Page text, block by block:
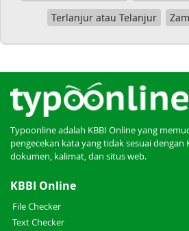
Terlanjur atau Telanjur
Typoonline adalah KBBI Online yang
pengecekan kata yang tidak sesuai dengan
dokumen, kalimat, dan situs web.
KBBI Online
File Checker
Text Checker